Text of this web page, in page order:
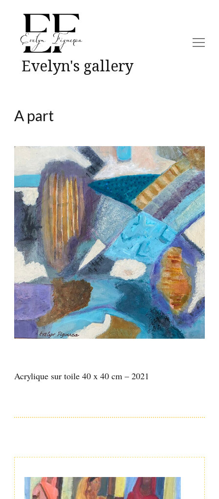
Evelyn's gallery
A part
Acrylique sur toile 40 x 40 cm – 2021
Post